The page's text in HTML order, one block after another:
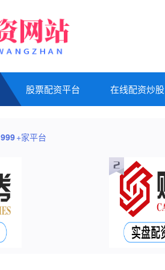
股票配资平台 在线配资炒股
999+家平台